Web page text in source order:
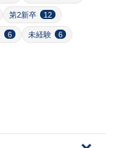
第2新卒 12
6 未経験 6